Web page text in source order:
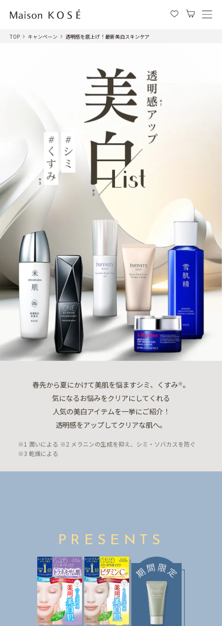
メ
TOP キャンペーン 透明感を底上げ！最新美白スキンケア
春先から夏にかけて美肌を悩ますシミ、くすみ※。
気になるお悩みをクリアにしてくれる
人気の美白アイテムを一挙にご紹介！
透明感をアップしてクリアな肌へ。
※1 潤いによる ※2 メラニンの生成を抑え、シミ・ソバカスを防ぐ
※3 乾燥による
PRESENTS